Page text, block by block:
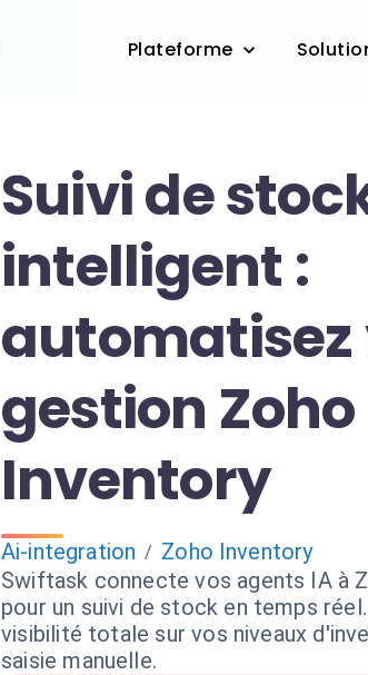
Plateforme
Suivi de
intelligent :
automatisez
gestion Zoho
Inventory
Ai-integration / Zoho Inventory
Swiftask connecte vos agents IA à
pour un suivi de stock en temps
visibilité totale sur vos niveaux
saisie manuelle.